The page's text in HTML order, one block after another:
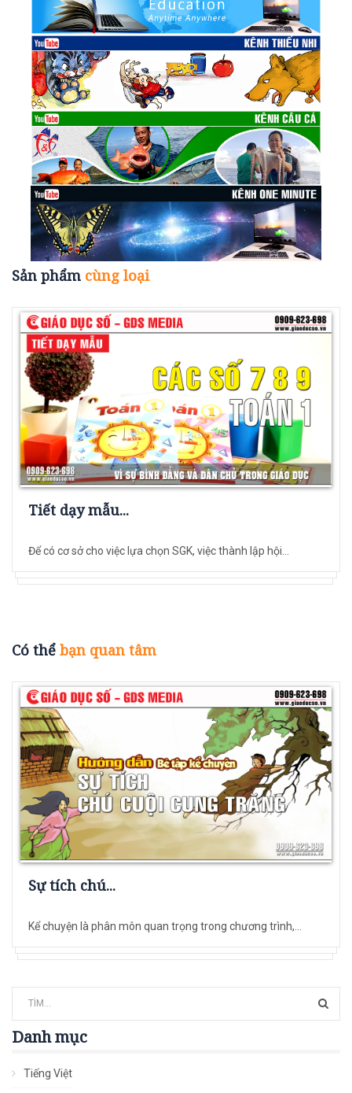
Sản phẩm cùng loại
Tiết dạy mẫu...
Để có cơ sở cho việc lựa chọn SGK, việc thành lập hội...
Có thể bạn quan tâm
Sự tích chú...
Kể chuyện là phân môn quan trọng trong chương trình,...
Danh mục
Tiếng Việt